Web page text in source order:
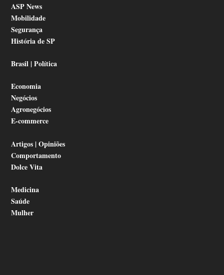
ASP News
Mobilidade
Segurança
História de SP
Brasil | Política
Economia
Negócios
Agronegócios
E-commerce
Artigos | Opiniões
Comportamento
Dolce Vita
Medicina
Saúde
Mulher